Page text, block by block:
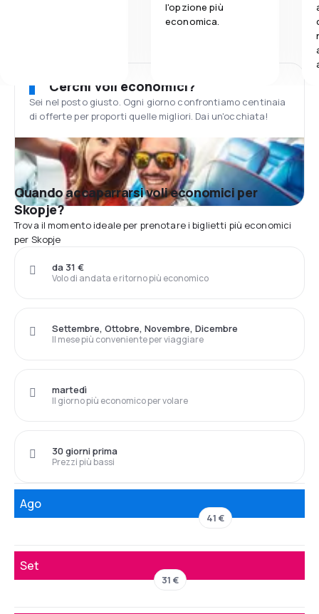
l'opzione più
economica.
Cerchi voli economici?
Sei nel posto giusto. Ogni giorno confrontiamo centinaia
di offerte per proporti quelle migliori. Dai un'occhiata!
Quando accaparrarsi voli economici per
Skopje?
Trova il momento ideale per prenotare i biglietti più economici
per Skopje
Volo di andata e ritorno più economico
da 31 €
Il mese più conveniente per viaggiare
Settembre, Ottobre, Novembre, Dicembre
Il giorno più economico per volare
martedì
Prezzi più bassi
30 giorni prima
Ago
41 €
Set
31 €